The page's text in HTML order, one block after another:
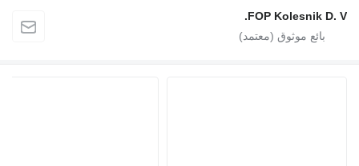
FOP Kolesnik D. V.